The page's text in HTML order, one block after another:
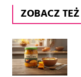
ZOBACZ TEŻ